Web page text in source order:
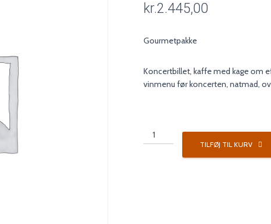
kr.2.445,00
Gourmetpakke
Koncertbillet, kaffe med kage om
vinmenu før koncerten, natmad,
Koncertpakke
4A
TILFØJ TIL KURV